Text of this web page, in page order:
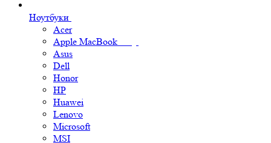
Ноутбуки
Acer
Apple MacBook
Asus
Dell
Honor
HP
Huawei
Lenovo
Microsoft
MSI